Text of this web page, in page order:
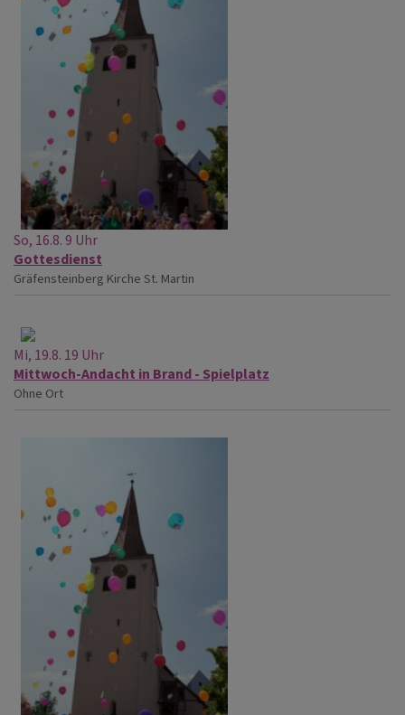
So, 16.8. 9 Uhr
Gottesdienst
Gräfensteinberg Kirche St. Martin
Mi, 19.8. 19 Uhr
Mittwoch-Andacht in Brand - Spielplatz
Ohne Ort